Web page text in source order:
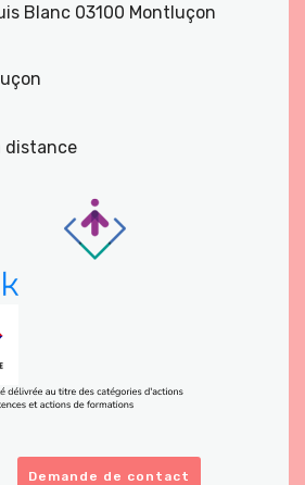
Blanc 03100 Montluçon
distance
Demande de contact